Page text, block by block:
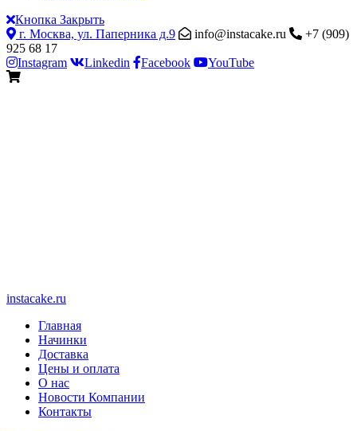
Кнопка Закрыть
г. Москва, ул. Паперника д.9
info@instacake.ru
+7 (909)
925 68 17
Instagram
Linkedin Facebook YouTube
instacake.ru
Главная
Начинки
Доставка
Цены и оплата
О нас
Новости Компании
Контакты